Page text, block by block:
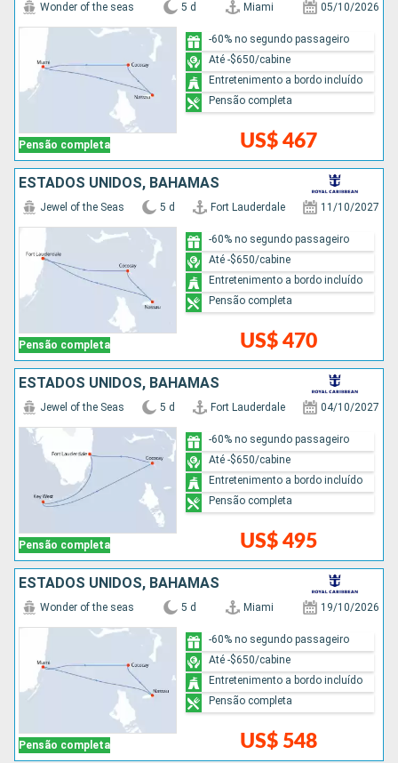
Pensão completa
Wonder of the seas 5 d Miami 05/10/2026
US$ 467
-60% no segundo passageiro
Até -$650/cabine
Entretenimento a bordo incluído
Pensão completa
ESTADOS UNIDOS, BAHAMAS
Pensão completa
Jewel of the Seas 5 d Fort Lauderdale 11/10/2027
US$ 470
-60% no segundo passageiro
Até -$650/cabine
Entretenimento a bordo incluído
Pensão completa
ESTADOS UNIDOS, BAHAMAS
Pensão completa
Jewel of the Seas 5 d Fort Lauderdale 04/10/2027
US$ 495
-60% no segundo passageiro
Até -$650/cabine
Entretenimento a bordo incluído
Pensão completa
ESTADOS UNIDOS, BAHAMAS
Pensão completa
Wonder of the seas 5 d Miami 19/10/2026
US$ 548
-60% no segundo passageiro
Até -$650/cabine
Entretenimento a bordo incluído
Pensão completa